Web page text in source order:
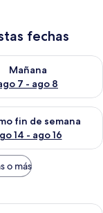
fechas
ago 7
Mañana
7 - ago 8
disponibilidad
ago 7 -
fin de semana
14 - ago 16
disponibilidad
o más